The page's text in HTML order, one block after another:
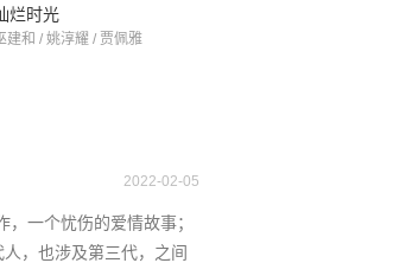
烂时光
建和 / 姚淳耀 / 贾佩雅
2022-02-05
一个忧伤的爱情故事；
，也涉及第三代，之间